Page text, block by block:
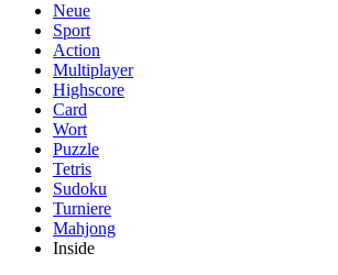
Neue
Sport
Action
Multiplayer
Highscore
Card
Wort
Puzzle
Tetris
Sudoku
Turniere
Mahjong
Inside